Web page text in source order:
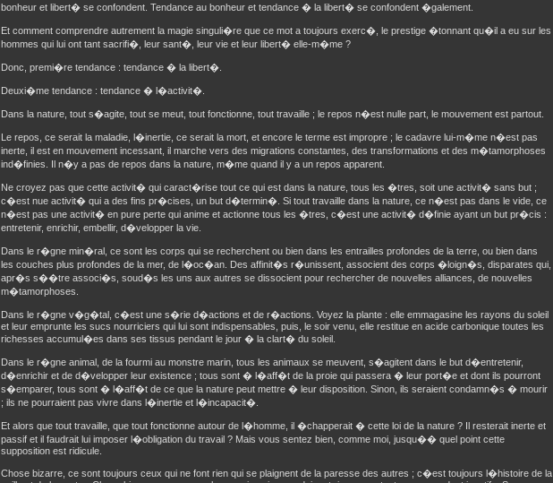
bonheur et libert� se confondent. Tendance au bonheur et tendance � la libert� se confondent �galement.
Et comment comprendre autrement la magie singuli�re que ce mot a toujours exerc�, le prestige �tonnant qu�il a eu sur les
hommes qui lui ont tant sacrifi�, leur sant�, leur vie et leur libert� elle-m�me ?
Donc, premi�re tendance : tendance � la libert�.
Deuxi�me tendance : tendance � l�activit�.
Dans la nature, tout s�agite, tout se meut, tout fonctionne, tout travaille ; le repos n�est nulle part, le mouvement est partout.
Le repos, ce serait la maladie, l�inertie, ce serait la mort, et encore le terme est impropre ; le cadavre lui-m�me n�est pas
inerte, il est en mouvement incessant, il marche vers des migrations constantes, des transformations et des m�tamorphoses
ind�finies. Il n�y a pas de repos dans la nature, m�me quand il y a un repos apparent.
Ne croyez pas que cette activit� qui caract�rise tout ce qui est dans la nature, tous les �tres, soit une activit� sans but ;
c�est nue activit� qui a des fins pr�cises, un but d�termin�. Si tout travaille dans la nature, ce n�est pas dans le vide, ce
n�est pas une activit� en pure perte qui anime et actionne tous les �tres, c�est une activit� d�finie ayant un but pr�cis :
entretenir, enrichir, embellir, d�velopper la vie.
Dans le r�gne min�ral, ce sont les corps qui se recherchent ou bien dans les entrailles profondes de la terre, ou bien dans
les couches plus profondes de la mer, de l�oc�an. Des affinit�s r�unissent, associent des corps �loign�s, disparates qui,
apr�s s��tre associ�s, soud�s les uns aux autres se dissocient pour rechercher de nouvelles alliances, de nouvelles
m�tamorphoses.
Dans le r�gne v�g�tal, c�est une s�rie d�actions et de r�actions. Voyez la plante : elle emmagasine les rayons du soleil
et leur emprunte les sucs nourriciers qui lui sont indispensables, puis, le soir venu, elle restitue en acide carbonique toutes les
richesses accumul�es dans ses tissus pendant le jour � la clart� du soleil.
Dans le r�gne animal, de la fourmi au monstre marin, tous les animaux se meuvent, s�agitent dans le but d�entretenir,
d�enrichir et de d�velopper leur existence ; tous sont � l�aff�t de la proie qui passera � leur port�e et dont ils pourront
s�emparer, tous sont � l�aff�t de ce que la nature peut mettre � leur disposition. Sinon, ils seraient condamn�s � mourir
; ils ne pourraient pas vivre dans l�inertie et l�incapacit�.
Et alors que tout travaille, que tout fonctionne autour de l�homme, il �chapperait � cette loi de la nature ? Il resterait inerte et
passif et il faudrait lui imposer l�obligation du travail ? Mais vous sentez bien, comme moi, jusqu�� quel point cette
supposition est ridicule.
Chose bizarre, ce sont toujours ceux qui ne font rien qui se plaignent de la paresse des autres ; c�est toujours l�histoire de la